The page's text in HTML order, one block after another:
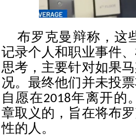
布罗克曼辩称，这
记录个人和职业事件
思考，主要针对如果
况。最终他们并未投
自愿在2018年离开的
章取义的，旨在将布
性的人。